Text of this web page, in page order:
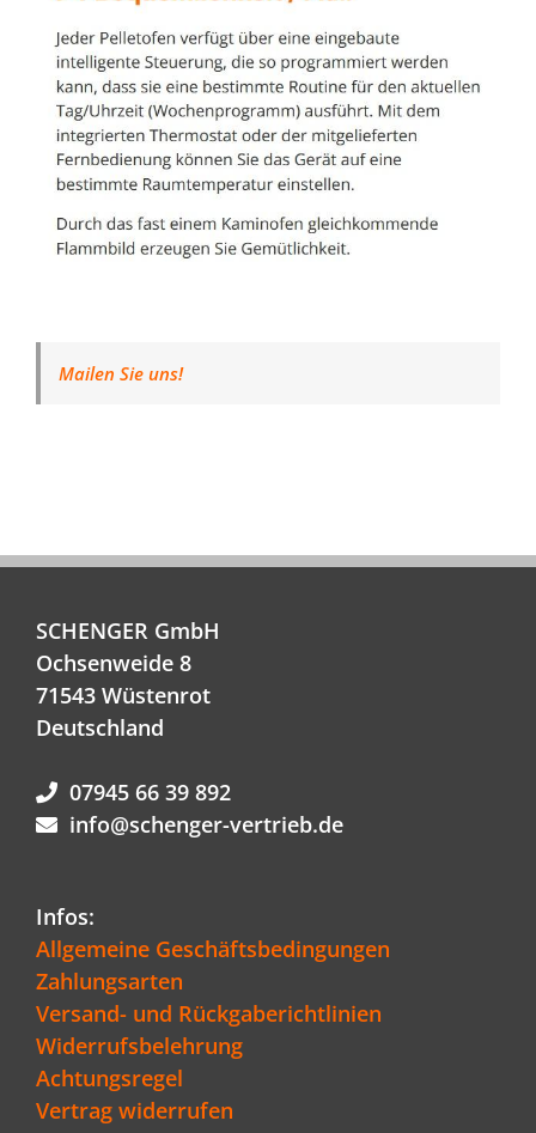
Mailen Sie uns!
SCHENGER GmbH
Ochsenweide 8
71543 Wüstenrot
Deutschland
07945 66 39 892
info@schenger-vertrieb.de
Infos:
Allgemeine Geschäftsbedingungen
Zahlungsarten
Versand- und Rückgaberichtlinien
Widerrufsbelehrung
Achtungsregel
Vertrag widerrufen